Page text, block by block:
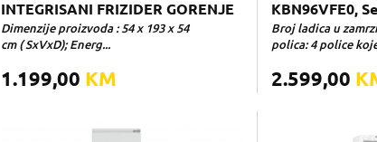
INTEGRISANI FRIZIDER GORENJE
Dimenzije proizvoda : 54 x 193 x 54
cm ( SxVxD); Energ...
1.199,00 KM
KBN96VFE0,
Broj ladica u
polica: 4 police
2.599,00